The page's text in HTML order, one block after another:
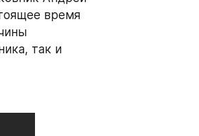
время
так и